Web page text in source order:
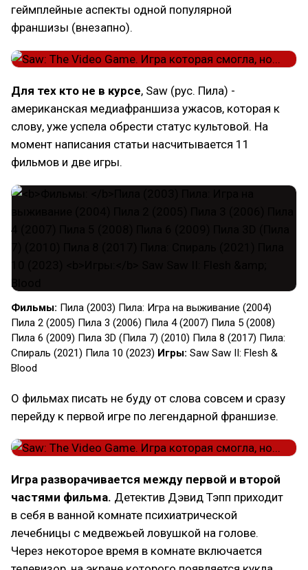
геймплейные аспекты одной популярной
франшизы (внезапно).
Для тех кто не в курсе, Saw (рус. Пила) -
американская медиафраншиза ужасов, которая к
слову, уже успела обрести статус культовой. На
момент написания статьи насчитывается 11
фильмов и две игры.
Фильмы: Пила (2003) Пила: Игра на выживание (2004)
Пила 2 (2005) Пила 3 (2006) Пила 4 (2007) Пила 5 (2008)
Пила 6 (2009) Пила 3D (Пила 7) (2010) Пила 8 (2017) Пила:
Спираль (2021) Пила 10 (2023) Игры: Saw Saw II: Flesh &
Blood
О фильмах писать не буду от слова совсем и сразу
перейду к первой игре по легендарной франшизе.
Игра разворачивается между первой и второй
частями фильма. Детектив Дэвид Тэпп приходит
в себя в ванной комнате психиатрической
лечебницы с медвежьей ловушкой на голове.
Через некоторое время в комнате включается